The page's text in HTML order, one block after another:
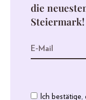
die
Steiermark!
Ich bestätige,